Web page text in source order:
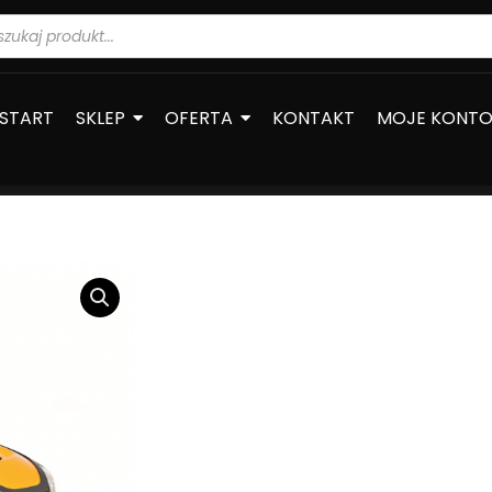
START SKLEP OFERTA KONTAKT MOJE KONTO